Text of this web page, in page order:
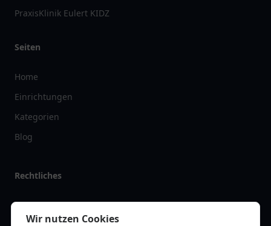
PraxisKlinik Eulert KIDZ
Seiten
Home
Einrichtungen
Kategorien
Blog
Rechtliches
Impressum
Wir nutzen Cookies